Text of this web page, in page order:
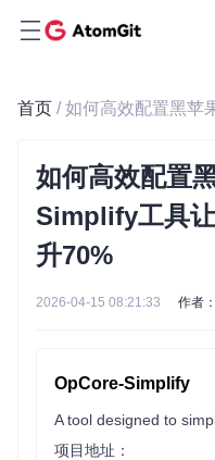
首页
如何高效配置
Simplify工具
升70%
2026-04-15 08:21:33 作者
OpCore-Simplify
项目地址：